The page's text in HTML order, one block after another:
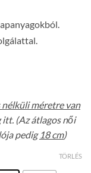
nélküli méretre van
itt. (Az átlagos női
pedig 18 cm)
TÖRLÉS